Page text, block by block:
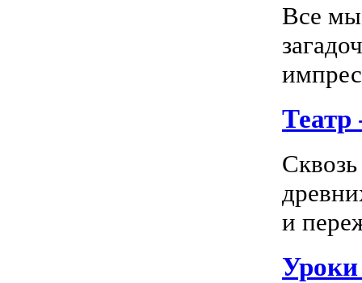
Все
и